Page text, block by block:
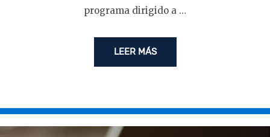
programa dirigido a …
LEER MÁS